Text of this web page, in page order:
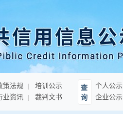
策法规
培训公示
业资讯 裁判文书
查
询
个人公示
企业公示